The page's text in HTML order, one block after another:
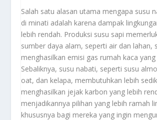
Salah satu alasan utama mengapa susu
di minati adalah karena dampak
lebih rendah. Produksi susu sapi
sumber daya alam, seperti air dan lahan,
menghasilkan emisi gas rumah kaca yang
Sebaliknya, susu nabati, seperti susu
oat, dan kelapa, membutuhkan lebih
menghasilkan jejak karbon yang lebih
menjadikannya pilihan yang lebih ramah
khususnya bagi mereka yang ingin